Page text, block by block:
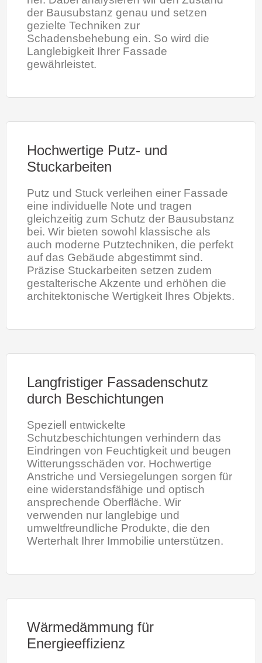
der Bausubstanz genau und setzen
gezielte Techniken zur
Schadensbehebung ein. So wird die
Langlebigkeit Ihrer Fassade
gewährleistet.
Hochwertige Putz- und
Stuckarbeiten
Putz und Stuck verleihen einer Fassade
eine individuelle Note und tragen
gleichzeitig zum Schutz der Bausubstanz
bei. Wir bieten sowohl klassische als
auch moderne Putztechniken, die perfekt
auf das Gebäude abgestimmt sind.
Präzise Stuckarbeiten setzen zudem
gestalterische Akzente und erhöhen die
architektonische Wertigkeit Ihres Objekts.
Langfristiger Fassadenschutz
durch Beschichtungen
Speziell entwickelte
Schutzbeschichtungen verhindern das
Eindringen von Feuchtigkeit und beugen
Witterungsschäden vor. Hochwertige
Anstriche und Versiegelungen sorgen für
eine widerstandsfähige und optisch
ansprechende Oberfläche. Wir
verwenden nur langlebige und
umweltfreundliche Produkte, die den
Werterhalt Ihrer Immobilie unterstützen.
Wärmedämmung für
Energieeffizienz